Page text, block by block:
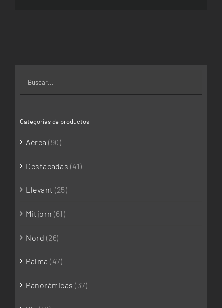
Categorías de productos
Aérea (90)
Destacadas (41)
Llevant (25)
Mitjorn (61)
Nord (26)
Palma (47)
Panorámicas (37)